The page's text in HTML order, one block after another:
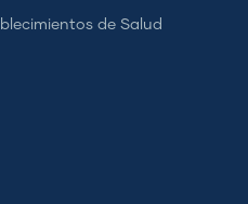
de Salud